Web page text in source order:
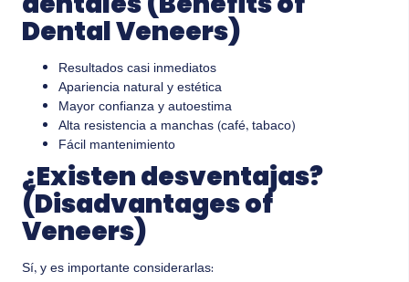
Dental Veneers)
Resultados casi inmediatos
Apariencia natural y estética
Mayor confianza y autoestima
Alta resistencia a manchas (café, tabaco)
Fácil mantenimiento
¿Existen desventajas?
(Disadvantages of
Veneers)
Sí, y es importante considerarlas: